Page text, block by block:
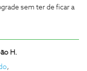
sem ter de ficar a
H.
,